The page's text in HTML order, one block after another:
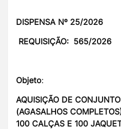
DISPENSA Nº 25/2026
REQUISIÇÃO: 565/2026
Objeto:
AQUISIÇÃO DE
(AGASALHOS
100 CALÇAS E 100